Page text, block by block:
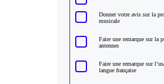
Donner votre avis sur la
musicale
Faire une remarque sur la
antennes
Faire une remarque sur
langue française